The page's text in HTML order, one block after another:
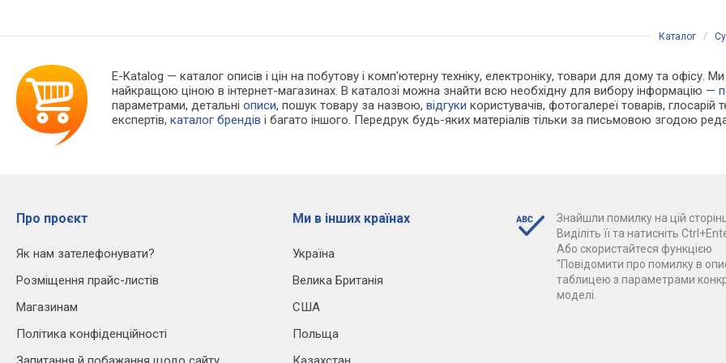
Каталог /
E-Katalog — каталог описів і цін на побутову і комп'ютерну техніку, електроніку, товари для дому та офісу.
найкращою ціною в інтернет-магазинах. В каталозі можна знайти всю необхідну для вибору інформацію —
параметрами, детальніописи, пошук товару за назвою,відгуки користувачів, фотогалереї товарів, глосарій
експертів,каталог брендів і багато іншого. Передрук будь-яких матеріалів тільки за письмовою згодою
Про проєкт
Як нам зателефонувати?
Розміщення прайс-листів
Магазинам
Політика конфіденційності
Ми в інших країнах
Україна
Велика Британія
США
Польща
Знайшли помилку на цій
Виділіть її та натисніть
Або скористайтеся функцією
"Повідомити про помилку в
таблицею з параметрами
моделі.